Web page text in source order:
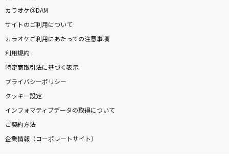
カラオケ＠DAM
サイトのご利用について
カラオケご利用にあたっての注意事項
利用規約
特定商取引法に基づく表示
プライバシーポリシー
クッキー設定
インフォマティブデータの取得について
ご契約方法
企業情報（コーポレートサイト）